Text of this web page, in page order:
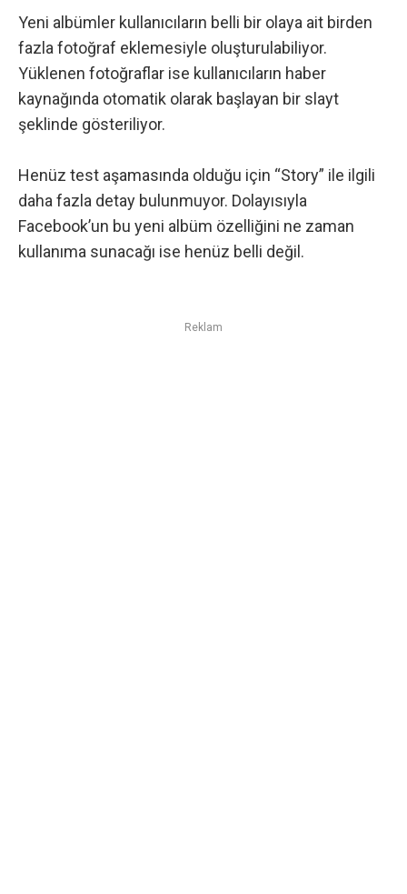
Yeni albümler kullanıcıların belli bir olaya ait birden
fazla fotoğraf eklemesiyle oluşturulabiliyor.
Yüklenen fotoğraflar ise kullanıcıların haber
kaynağında otomatik olarak başlayan bir slayt
şeklinde gösteriliyor.
Henüz test aşamasında olduğu için “Story” ile ilgili
daha fazla detay bulunmuyor. Dolayısıyla
Facebook’un bu yeni albüm özelliğini ne zaman
kullanıma sunacağı ise henüz belli değil.
Reklam